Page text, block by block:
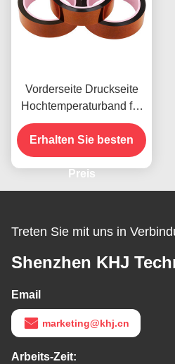
Vorderseite Druckseite
Hochtemperaturband für
das vorhandene Produkt
Erhalten Sie besten
Preis
Treten Sie mit uns in
Shenzhen KHJ
Email
marketing@khj.cn
Arbeits-Zeit: